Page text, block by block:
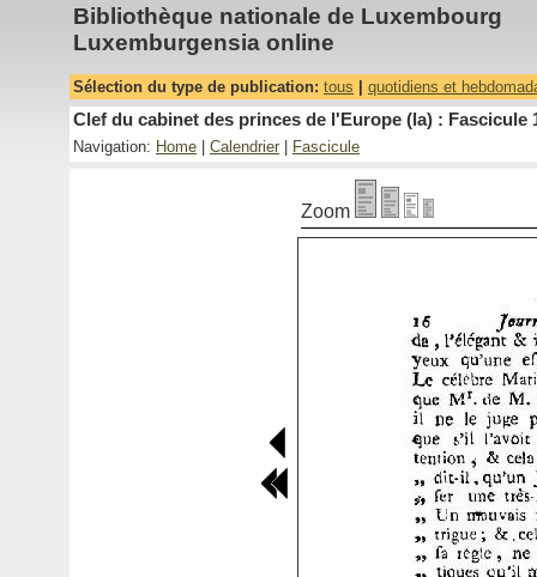
Bibliothèque nationale de Luxembourg
Luxemburgensia online
Sélection du type de publication: tous quotidiens et
Clef du cabinet des princes de l'Europe (la) : Fascicule
Navigation: Home Calendrier Fascicule
Zoom